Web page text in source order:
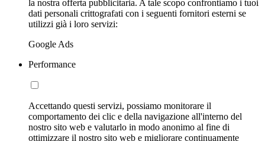
la nostra offerta pubblicitaria. A tale scopo confrontiamo i tuoi
dati personali crittografati con i seguenti fornitori esterni se
utilizzi già i loro servizi:
Google Ads
Performance
Accettando questi servizi, possiamo monitorare il
comportamento dei clic e della navigazione all'interno del
nostro sito web e valutarlo in modo anonimo al fine di
ottimizzare il nostro sito web e migliorare continuamente